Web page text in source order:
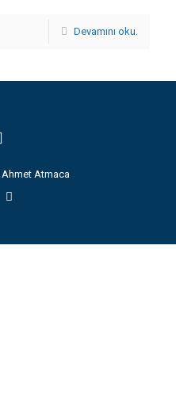
Devamını oku.
Ahmet Atmaca